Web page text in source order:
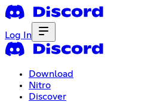
Log In
Download
Nitro
Discover